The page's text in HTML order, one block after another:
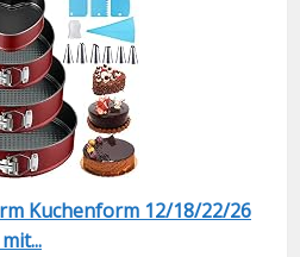
Kuchenform 12/18/22/26